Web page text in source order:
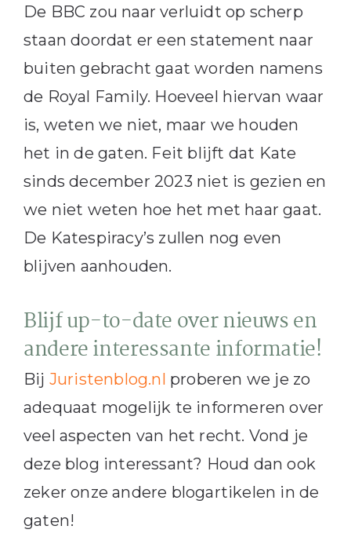
De BBC zou naar verluidt op scherp
staan doordat er een statement naar
buiten gebracht gaat worden namens
de Royal Family. Hoeveel hiervan waar
is, weten we niet, maar we houden
het in de gaten. Feit blijft dat Kate
sinds december 2023 niet is gezien en
we niet weten hoe het met haar gaat.
De Katespiracy’s zullen nog even
blijven aanhouden.
Blijf up-to-date over nieuws en
andere interessante informatie!
Bij Juristenblog.nl proberen we je zo
adequaat mogelijk te informeren over
veel aspecten van het recht. Vond je
deze blog interessant? Houd dan ook
zeker onze andere blogartikelen in de
gaten!